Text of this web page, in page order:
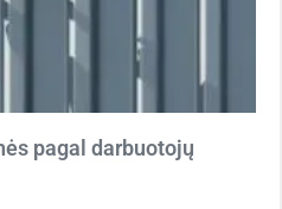
pagal darbuotojų